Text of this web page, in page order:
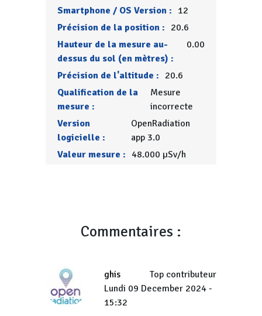
Smartphone / OS Version : 12
Précision de la position : 20.6
Hauteur de la mesure au-
dessus du sol (en mètres) :
0.00
Précision de l'altitude : 20.6
Qualification de la
mesure :
Mesure
incorrecte
Version
logicielle :
OpenRadiation
app 3.0
Valeur mesure : 48.000 µSv/h
Commentaires :
ghis
Top contributeur
Lundi 09 December 2024 -
15:32